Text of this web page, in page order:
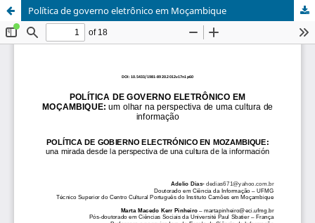
Política de governo eletrônico em Moçambique